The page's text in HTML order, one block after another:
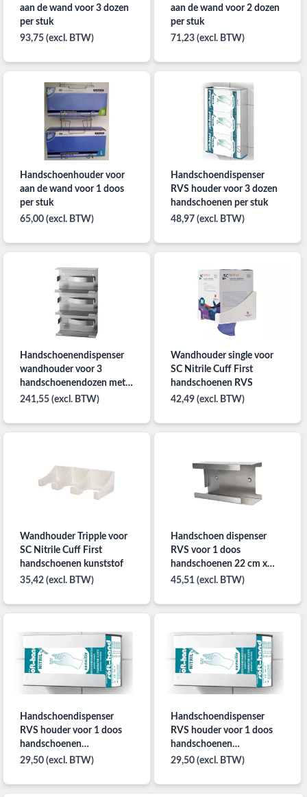
aan de wand voor 3 dozen
per stuk
93,75 (excl. BTW)
aan de wand voor 2 dozen
per stuk
71,23 (excl. BTW)
Handschoenhouder voor
aan de wand voor 1 doos
per stuk
65,00 (excl. BTW)
Handschoendispenser
RVS houder voor 3 dozen
handschoenen per stuk
48,97 (excl. BTW)
Handschoenendispenser
wandhouder voor 3
handschoenendozen met
drukklem
241,55 (excl. BTW)
Wandhouder single voor
SC Nitrile Cuff First
handschoenen RVS
42,49 (excl. BTW)
Wandhouder Tripple voor
SC Nitrile Cuff First
handschoenen kunststof
35,42 (excl. BTW)
Handschoen dispenser
RVS voor 1 doos
handschoenen 22 cm x
12,5 cm x 7 cm
45,51 (excl. BTW)
Handschoendispenser
RVS houder voor 1 doos
handschoenen
250x135x90mm (LxBxH)
29,50 (excl. BTW)
Handschoendispenser
RVS houder voor 1 doos
handschoenen
250x135x80mm (LxBxH)
29,50 (excl. BTW)